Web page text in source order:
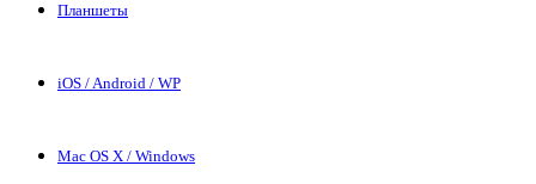
Планшеты
iOS / Android / WP
Mac OS X / Windows